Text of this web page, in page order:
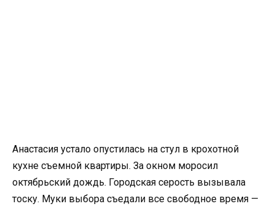
Анастасия устало опустилась на стул в крохотной
кухне съемной квартиры. За окном моросил
октябрьский дождь. Городская серость вызывала
тоску. Муки выбора съедали все свободное время —